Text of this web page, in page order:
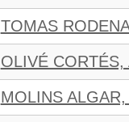
TOMAS
OLIVÉ CORTÉS,
MOLINS